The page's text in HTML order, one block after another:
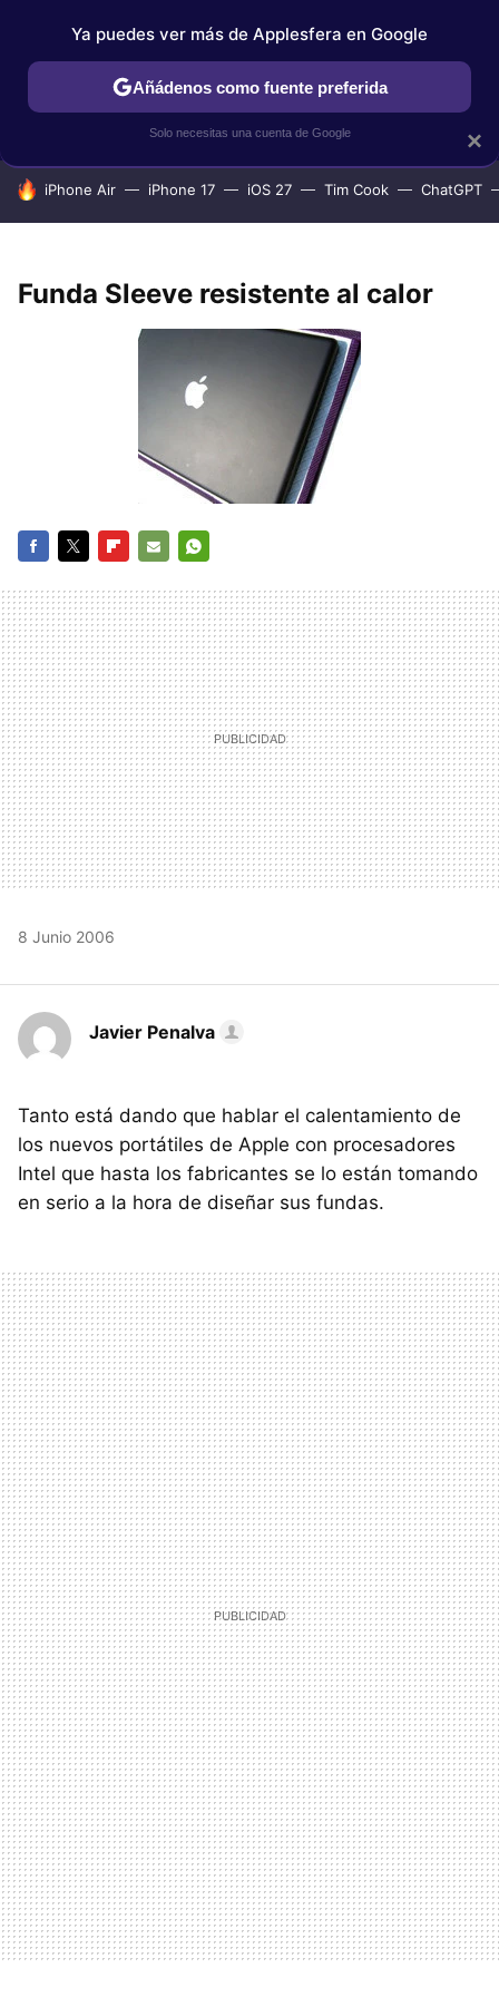
IPHONE TUTORIALES APPLESFERA SELECCIÓN
HOY SE HABLA DE
iPhone Air iPhone 17 iOS 27 Tim Cook ChatGPT
Funda Sleeve resistente al calor
MAIL
8 Junio 2006
Javier Penalva
Tanto está dando que hablar el calentamiento de
los nuevos portátiles de Apple con procesadores
Intel que hasta los fabricantes se lo están tomando
en serio a la hora de diseñar sus fundas.
×
Ya puedes ver más de Applesfera en Google
Añádenos como fuente preferida
Solo necesitas una cuenta de Google